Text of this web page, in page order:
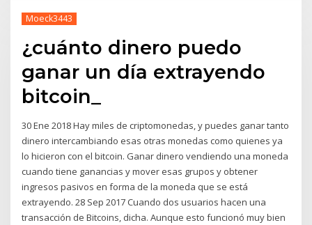
Moeck3443
¿cuánto dinero puedo
ganar un día extrayendo
bitcoin_
30 Ene 2018 Hay miles de criptomonedas, y puedes ganar tanto
dinero intercambiando esas otras monedas como quienes ya
lo hicieron con el bitcoin. Ganar dinero vendiendo una moneda
cuando tiene ganancias y mover esas grupos y obtener
ingresos pasivos en forma de la moneda que se está
extrayendo. 28 Sep 2017 Cuando dos usuarios hacen una
transacción de Bitcoins, dicha. Aunque esto funcionó muy bien